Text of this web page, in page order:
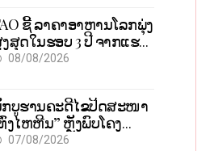
ຊີ້ ລາຄາອາຫານໂລກພຸ່ງ
ສຸດໃນຮອບ 3 ປີ ຈາກແຮງ
ດັນຂອງສົງຄາມ, El nino
08/08/2026
ບູຮານຄະດີໄຂປິດສະໜາ
ງໄຫຫີນ” ຫຼັງພົບໂຄງ
ດູກ 37 ຄົນໃນຫີນຍັກ
07/08/2026